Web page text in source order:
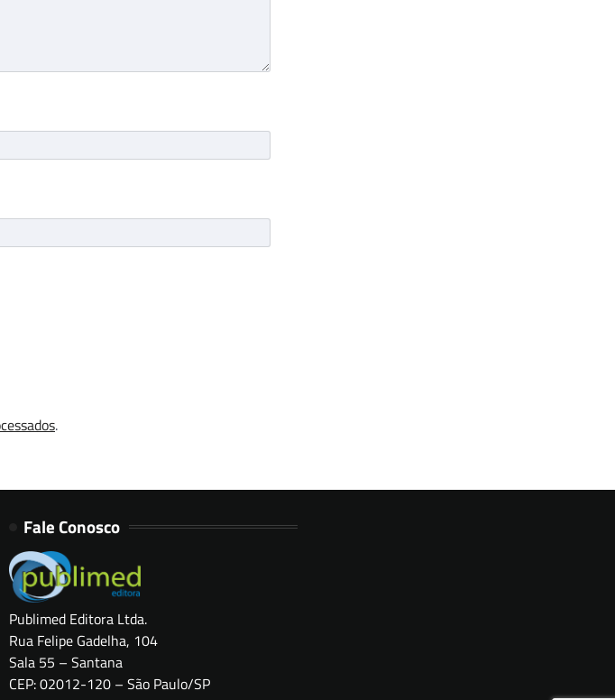
.
Fale Conosco
Publimed Editora Ltda.
Rua Felipe Gadelha, 104
Sala 55 – Santana
CEP: 02012-120 – São Paulo/SP